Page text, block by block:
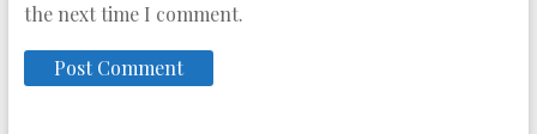
the next time I comment.